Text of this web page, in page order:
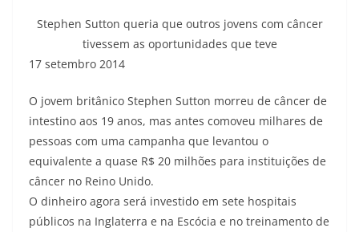
Stephen Sutton queria que outros jovens com câncer
tivessem as oportunidades que teve
17 setembro 2014
O jovem britânico Stephen Sutton morreu de câncer de
intestino aos 19 anos, mas antes comoveu milhares de
pessoas com uma campanha que levantou o
equivalente a quase R$ 20 milhões para instituições de
câncer no Reino Unido.
O dinheiro agora será investido em sete hospitais
públicos na Inglaterra e na Escócia e no treinamento de